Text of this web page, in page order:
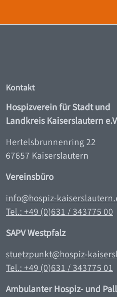
Kontakt
Hospizverein für Stadt und
Landkreis Kaiserslautern
Hertelsbrunnenring 22
67657 Kaiserslautern
Vereinsbüro
info@hospiz-
Tel.: +49 (0)631 / 343775 00
SAPV Westpfalz
stuetzpunkt@hospiz-
Tel.: +49 (0)631 / 343775 01
Ambulanter Hospiz- und